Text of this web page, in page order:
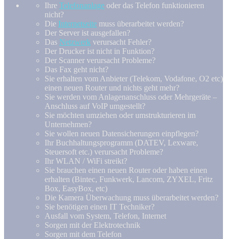
Ihre Telefonanlage oder das Telefon funktionieren
nicht?
Die Internetseite muss überarbeitet werden?
Der Server ist ausgefallen?
Das Netzwerk verursacht Fehler?
Der Drucker ist nicht in Funktion?
Der Scanner verursacht Probleme?
Das Fax geht nicht?
Sie erhalten vom Anbieter (Telekom, Vodafone, O2 etc)
einen neuen Router und nichts geht mehr?
Sie werden vom Anlagenanschluss oder Mehrgeräte –
Anschluss auf VoIP umgestellt?
Sie möchten umziehen oder umstrukturieren im
Unternehmen?
Sie wollen neuen Datensicherungen einpflegen?
Ihr Buchhaltungsprogramm (DATEV, Lexware,
Steuersoft etc.) verursacht Probleme?
Ihr WLAN / WiFi streikt?
Sie brauchen einen neuen Router oder haben einen
erhalten (Bintec, Funkwerk, Lancom, ZYXEL, Fritz
Box, EasyBox, etc)
Die Kamera Überwachung muss überarbeitet werden?
Sie benötigen einen IT Techniker?
Ausfall vom System, Telefon, Internet
Sorgen mit der Elektrotechnik
Sorgen mit dem Telefon